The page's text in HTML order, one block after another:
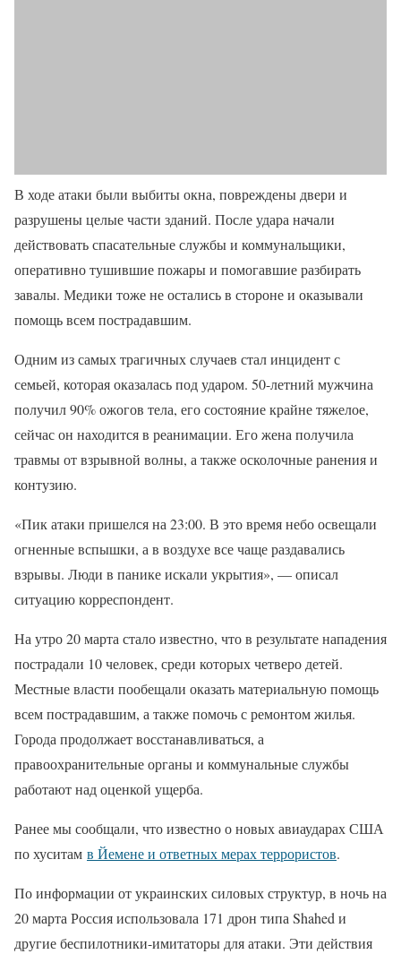
В ходе атаки были выбиты окна, повреждены двери и
разрушены целые части зданий. После удара начали
действовать спасательные службы и коммунальщики,
оперативно тушившие пожары и помогавшие разбирать
завалы. Медики тоже не остались в стороне и оказывали
помощь всем пострадавшим.
Одним из самых трагичных случаев стал инцидент с
семьей, которая оказалась под ударом. 50-летний мужчина
получил 90% ожогов тела, его состояние крайне тяжелое,
сейчас он находится в реанимации. Его жена получила
травмы от взрывной волны, а также осколочные ранения и
контузию.
«Пик атаки пришелся на 23:00. В это время небо освещали
огненные вспышки, а в воздухе все чаще раздавались
взрывы. Люди в панике искали укрытия», — описал
ситуацию корреспондент.
На утро 20 марта стало известно, что в результате нападения
пострадали 10 человек, среди которых четверо детей.
Местные власти пообещали оказать материальную помощь
всем пострадавшим, а также помочь с ремонтом жилья.
Города продолжает восстанавливаться, а
правоохранительные органы и коммунальные службы
работают над оценкой ущерба.
Ранее мы сообщали, что известно о новых авиаударах США
по хуситам в Йемене и ответных мерах террористов.
По информации от украинских силовых структур, в ночь на
20 марта Россия использовала 171 дрон типа Shahed и
другие беспилотники-имитаторы для атаки. Эти действия